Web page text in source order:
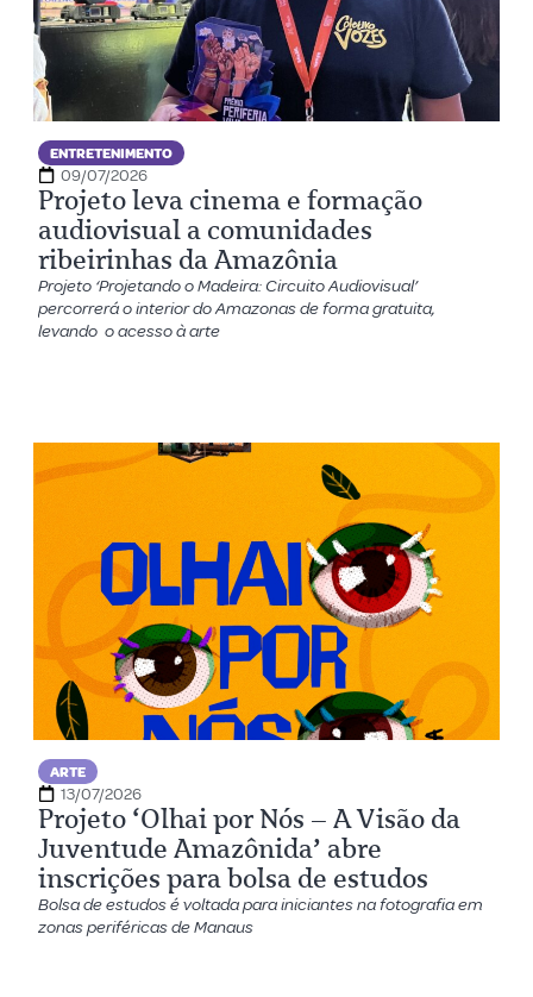
ENTRETENIMENTO
09/07/2026
Projeto leva cinema e formação
audiovisual a comunidades
ribeirinhas da Amazônia
Projeto ‘Projetando o Madeira: Circuito Audiovisual’
percorrerá o interior do Amazonas de forma gratuita,
levando o acesso à arte
ARTE
13/07/2026
Projeto ‘Olhai por Nós – A Visão da
Juventude Amazônida’ abre
inscrições para bolsa de estudos
Bolsa de estudos é voltada para iniciantes na fotografia em
zonas periféricas de Manaus